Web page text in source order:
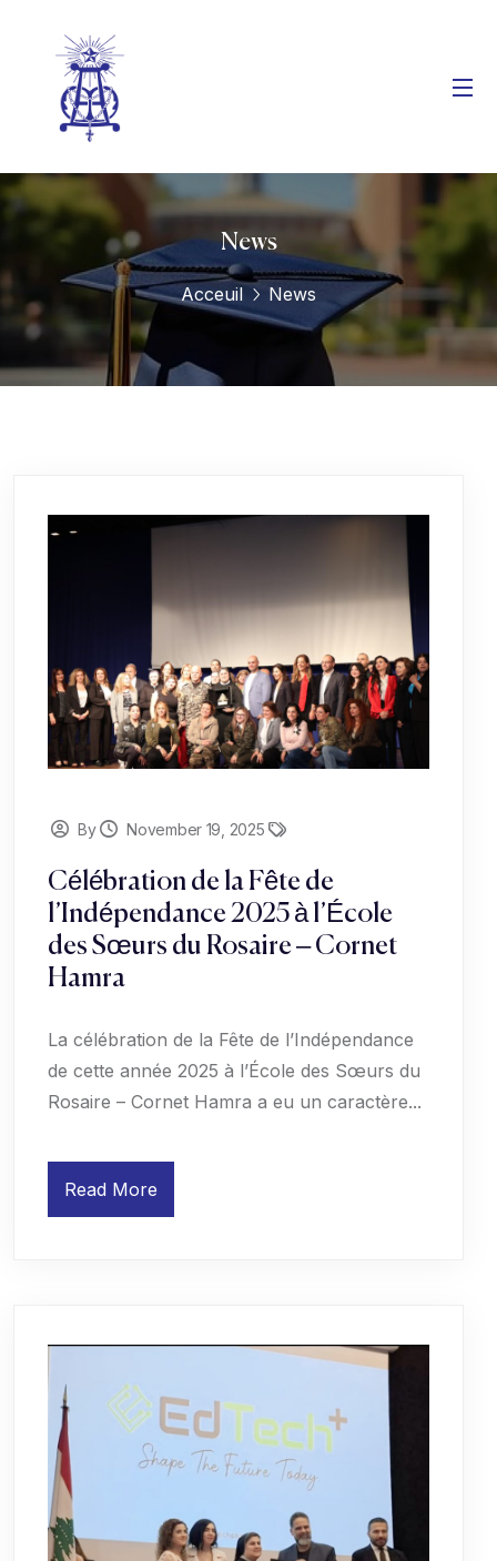
News
Acceuil News
By November 19, 2025
Célébration de la Fête de
l’Indépendance 2025 à l’École
des Sœurs du Rosaire – Cornet
Hamra
La célébration de la Fête de l’Indépendance
de cette année 2025 à l’École des Sœurs du
Rosaire – Cornet Hamra a eu un caractère...
Read More